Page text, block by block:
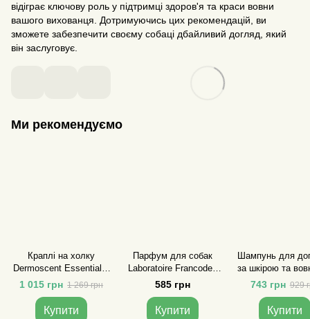
відіграє ключову роль у підтримці здоров'я та краси вовни
вашого вихованця. Дотримуючись цих рекомендацій, ви
зможете забезпечити своєму собаці дбайливий догляд, який
він заслуговує.
Ми рекомендуємо
Краплі на холку
Dermoscent Essential-6
spot-on для догляду за
шкірою та шерстю котів
(4піп.х0,6мл)
1 015 грн 1 269 грн
Купити
Парфум для собак
Laboratoire Francodex
«Charmant» 50 мл
585 грн
Купити
Шампунь для
за шкірою та
собак та
Dermoscent
Sebo Shamp
743 грн 929
Купити